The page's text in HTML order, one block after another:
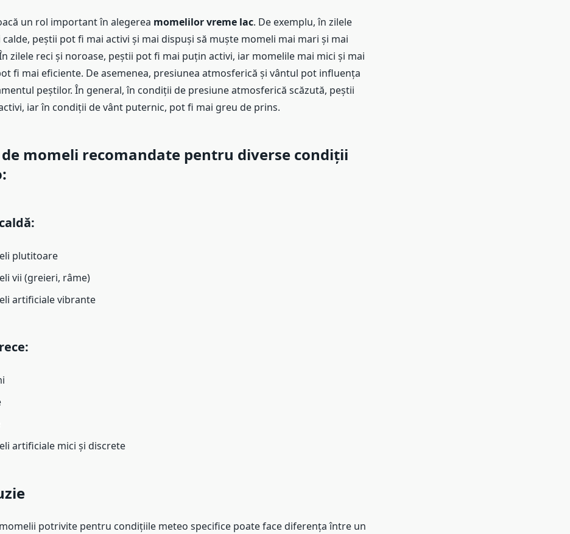
un rol important în alegerea momelilor vreme lac. De exemplu, în zilele
peștii pot fi mai activi și mai dispuși să muște momeli mai mari și mai
zilele reci și noroase, peștii pot fi mai puțin activi, iar momelile mai mici și mai
fi mai eficiente. De asemenea, presiunea atmosferică și vântul pot influența
peștilor. În general, în condiții de presiune atmosferică scăzută, peștii
iar în condiții de vânt puternic, pot fi mai greu de prins.
momeli recomandate pentru diverse condiții
plutitoare
vii (greieri, râme)
artificiale vibrante
artificiale mici și discrete
potrivite pentru condițiile meteo specifice poate face diferența între un